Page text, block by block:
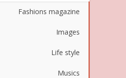
Fashions magazine
Images
Life style
Musics